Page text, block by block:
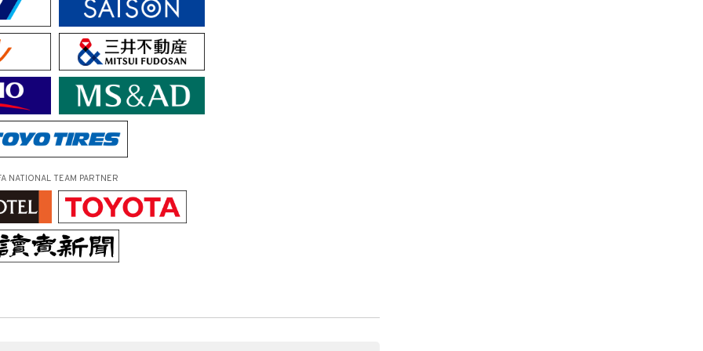
NATIONAL TEAM PARTNER